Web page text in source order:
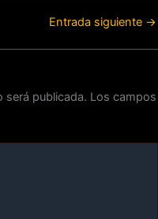
Entrada siguiente →
será publicada. Los campos